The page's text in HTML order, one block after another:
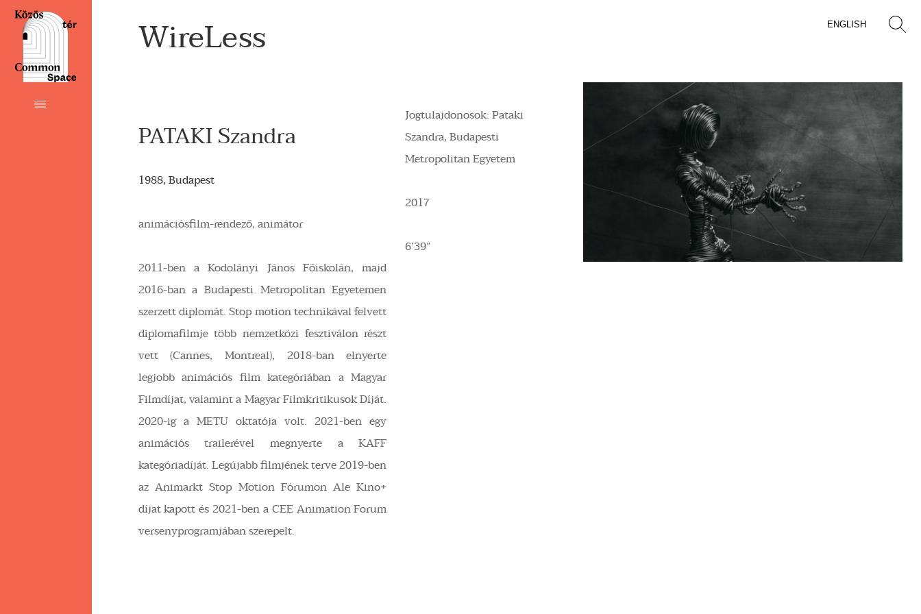
ENGLISH
WireLess
PATAKI Szandra
1988, Budapest
animációsfilm-rendező, animátor
2011-ben a Kodolányi János Főiskolán, majd
2016-ban a Budapesti Metropolitan Egyetemen
szerzett diplomát. Stop motion technikával felvett
diplomafilmje több nemzetközi fesztiválon részt
vett (Cannes, Montreal), 2018-ban elnyerte
legjobb animációs film kategóriában a Magyar
Filmdíjat, valamint a Magyar Filmkritikusok Díját.
2020-ig a METU oktatója volt. 2021-ben egy
animációs trailerével megnyerte a KAFF
kategóriadíját. Legújabb filmjének terve 2019-ben
az Animarkt Stop Motion Fórumon Ale Kino+
díjat kapott és 2021-ben a CEE Animation Forum
versenyprogramjában szerepelt.
Jogtulajdonosok: Pataki
Szandra, Budapesti
Metropolitan Egyetem
2017
6’39”